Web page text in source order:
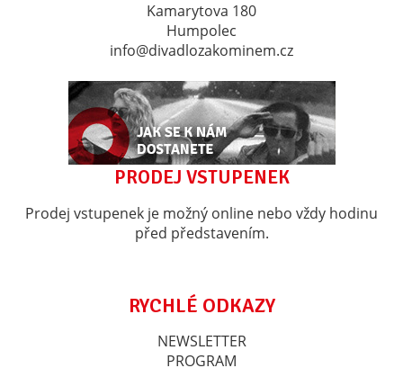
Kamarytova 180
Humpolec
info@divadlozakominem.cz
PRODEJ VSTUPENEK
Prodej vstupenek je možný online nebo vždy hodinu
před představením.
RYCHLÉ ODKAZY
NEWSLETTER
PROGRAM